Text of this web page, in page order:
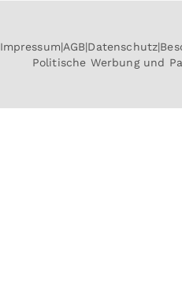
Impressum AGB Datenschutz
Politische Werbung und